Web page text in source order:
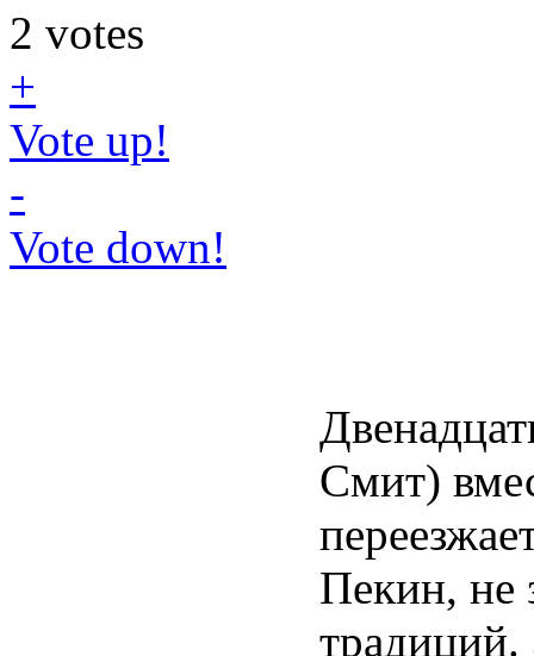
2 votes
+
Vote up!
-
Vote down!
Смит)
Пекин, не
традиций.